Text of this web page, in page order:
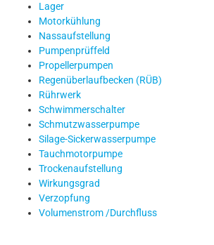
Lager
Motorkühlung
Nassaufstellung
Pumpenprüffeld
Propellerpumpen
Regenüberlaufbecken (RÜB)
Rührwerk
Schwimmerschalter
Schmutzwasserpumpe
Silage-Sickerwasserpumpe
Tauchmotorpumpe
Trockenaufstellung
Wirkungsgrad
Verzopfung
Volumenstrom /Durchfluss